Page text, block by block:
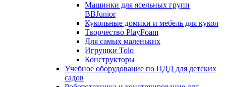
Машинки для ясельных групп
BBJunior
Кукольные домики и мебель для кукол
Творчество PlayFoam
Для самых маленьких
Игрушки Tolo
Конструкторы
Учебное оборудование по ПДД для детских
садов